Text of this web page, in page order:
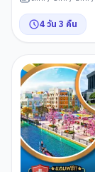
4 วัน 3 คืน